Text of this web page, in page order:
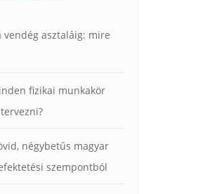
asztaláig: mire
fizikai munkakör
négybetűs magyar
szempontból